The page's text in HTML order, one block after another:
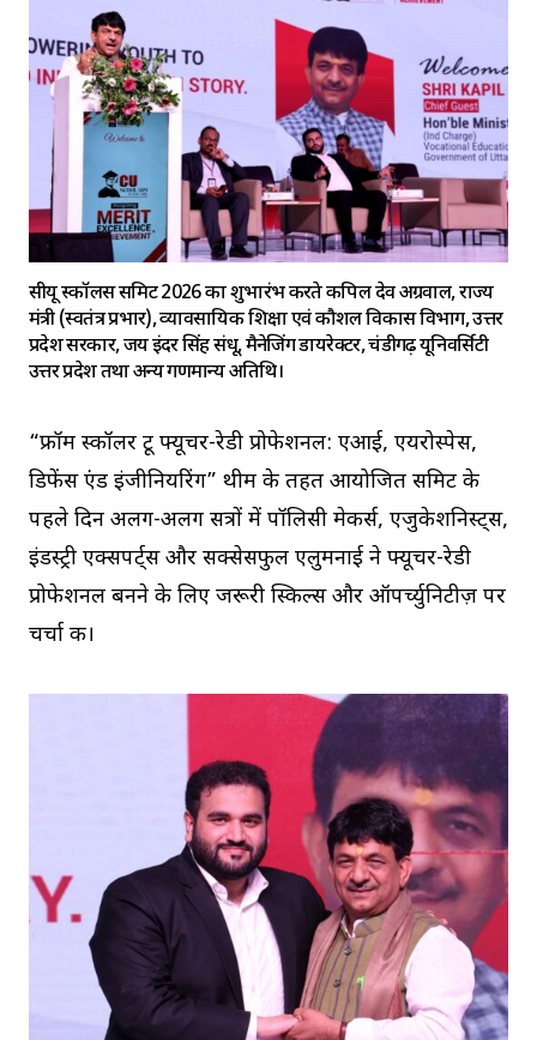
सीयू स्कॉलर्स समिट 2026 का शुभारंभ करते कपिल देव अग्रवाल, राज्य
मंत्री (स्वतंत्र प्रभार), व्यावसायिक शिक्षा एवं कौशल विकास विभाग, उत्तर
प्रदेश सरकार, जय इंदर सिंह संधू, मैनेजिंग डायरेक्टर, चंडीगढ़ यूनिवर्सिटी
उत्तर प्रदेश तथा अन्य गणमान्य अतिथि।
“फ्रॉम स्कॉलर टू फ्यूचर-रेडी प्रोफेशनल: एआई, एयरोस्पेस,
डिफेंस एंड इंजीनियरिंग” थीम के तहत आयोजित समिट के
पहले दिन अलग-अलग सत्रों में पॉलिसी मेकर्स, एजुकेशनिस्ट्स,
इंडस्ट्री एक्सपर्ट्स और सक्सेसफुल एलुमनाई ने फ्यूचर-रेडी
प्रोफेशनल बनने के लिए जरूरी स्किल्स और ऑपर्च्युनिटीज़ पर
चर्चा की।